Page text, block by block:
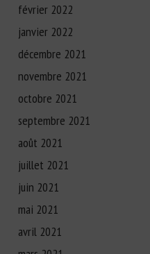
février 2022
janvier 2022
décembre 2021
novembre 2021
octobre 2021
septembre 2021
août 2021
juillet 2021
juin 2021
mai 2021
avril 2021